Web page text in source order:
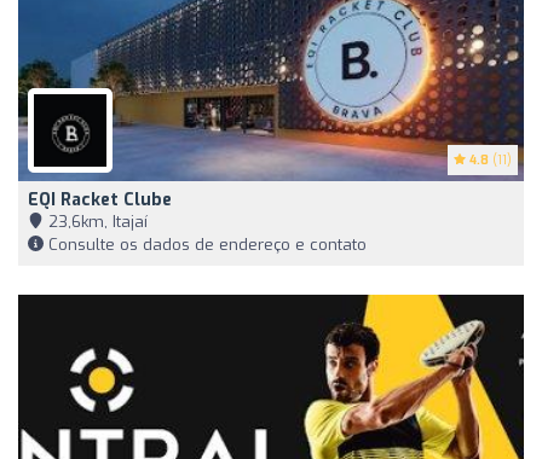
4.8 (11)
EQI Racket Clube
23,6km, Itajaí
Consulte os dados de endereço e contato